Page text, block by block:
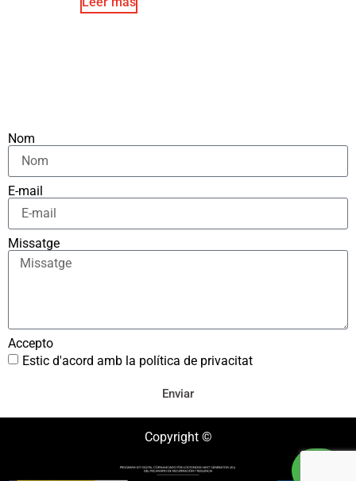
Nom
E-mail
Missatge
Accepto
Estic d'acord amb la política de privacitat
Enviar
Copyright ©